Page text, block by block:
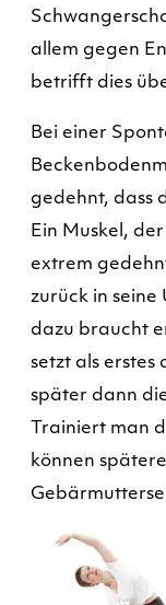
allem gegen
betrifft dies
Bei einer
gedehnt, dass
Ein Muskel,
extrem
zurück in seine
dazu braucht
setzt als erstes
später dann
Trainiert man
können